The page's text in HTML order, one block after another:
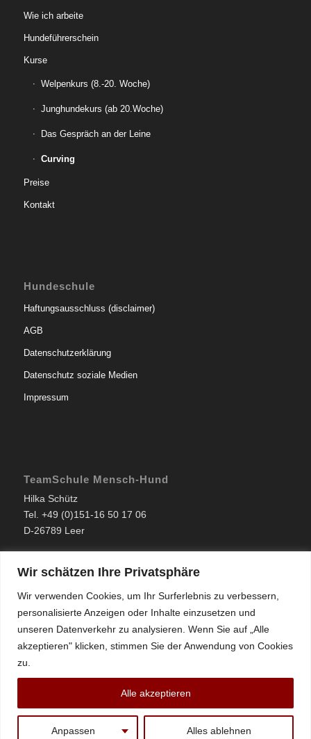
Wir schätzen Ihre Privatsphäre
Wir verwenden Cookies, um Ihr Surferlebnis zu verbessern,
personalisierte Anzeigen oder Inhalte einzusetzen und
unseren Datenverkehr zu analysieren. Wenn Sie auf „Alle
akzeptieren" klicken, stimmen Sie der Anwendung von Cookies
zu.
Anpassen Alles ablehnen
Alle akzeptieren
Wie ich arbeite
Hundeführerschein
Kurse
Welpenkurs (8.-20. Woche)
Junghundekurs (ab 20.Woche)
Das Gespräch an der Leine
Curving
Preise
Kontakt
Hundeschule
Haftungsausschluss (disclaimer)
AGB
Datenschutzerklärung
Datenschutz soziale Medien
Impressum
TeamSchule Mensch-Hund
Hilka Schütz
Tel. +49 (0)151-16 50 17 06
D-26789 Leer
Wo?
» in Leer & Umland
» in Papenburg & Umland
» Aschendorf
» Großraum Emsland & Ostfriesland